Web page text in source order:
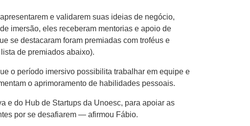
e validarem suas ideias de negócio,
imersão, eles receberam mentorias e apoio de
se destacaram foram premiadas com troféus e
de premiados abaixo).
o período imersivo possibilita trabalhar em equipe e
o aprimoramento de habilidades pessoais.
e do Hub de Startups da Unoesc, para apoiar as
por se desafiarem — afirmou Fábio.